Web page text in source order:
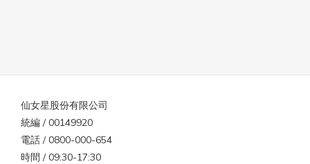
仙女星股份有限公司
統編 / 00149920
電話 / 0800-000-654
時間 / 09:30-17:30